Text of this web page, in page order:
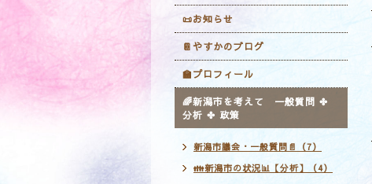
📜お知らせ
📔やすかのブログ
🏫プロフィール
🌈新潟市を考えて 一般質問 ✤
分析 ✤ 政策
新潟市議会・一般質問📄（7）
👪新潟市の状況📊【分析】（4）